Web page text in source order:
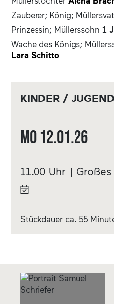
Zauberer; König;
Prinzessin; Müllerssohn 1
Wache des Königs;
Lara Schitto
KINDER /
Mo12.01.26
11.00 Uhr | Großes
Stückdauer ca. 55